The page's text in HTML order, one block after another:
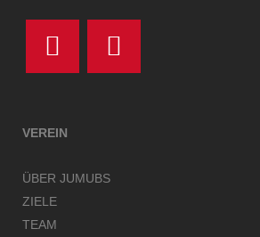
VEREIN
ÜBER JUMUBS
ZIELE
TEAM